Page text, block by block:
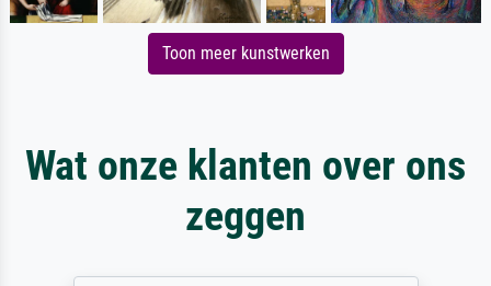
Toon meer kunstwerken
Wat onze klanten over ons
zeggen